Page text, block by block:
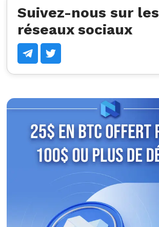
Suivez-nous sur les
réseaux sociaux